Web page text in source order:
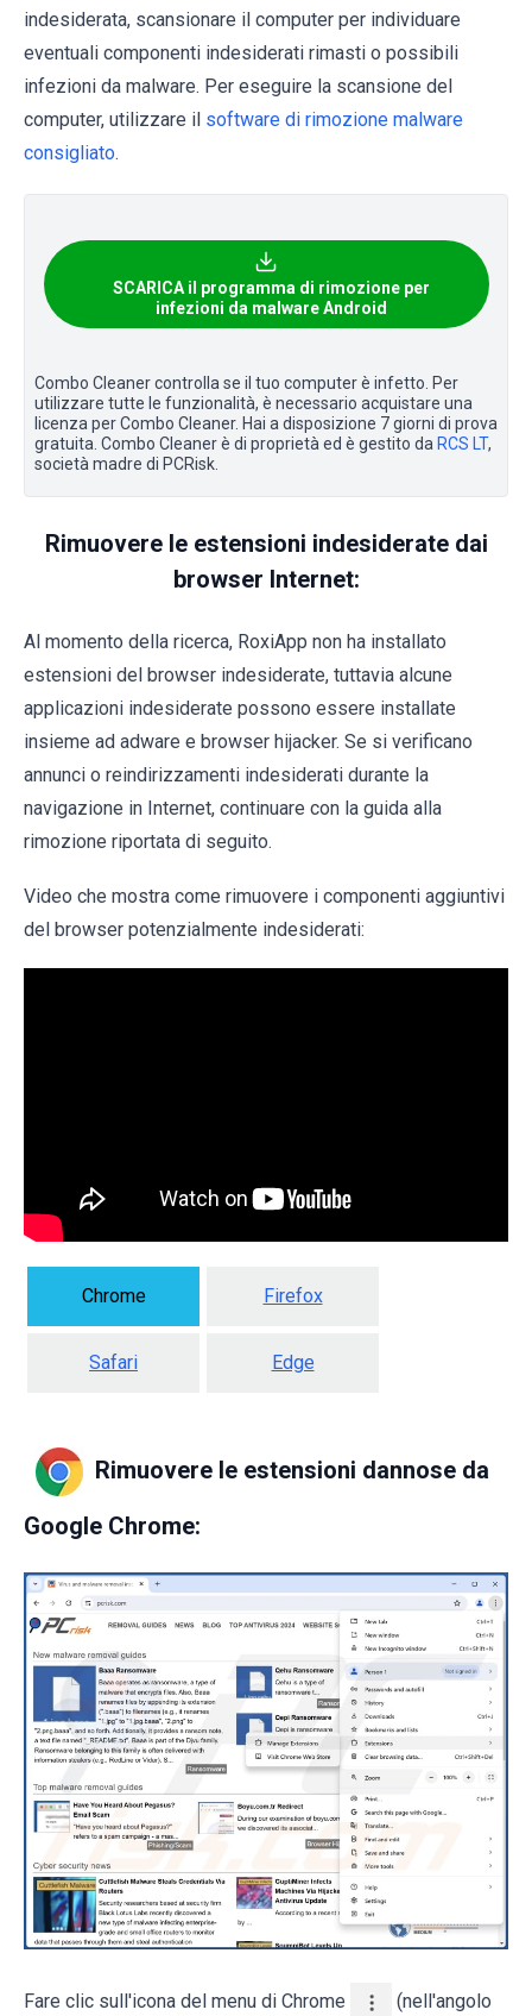
indesiderata, scansionare il computer per individuare
eventuali componenti indesiderati rimasti o possibili
infezioni da malware. Per eseguire la scansione del
computer, utilizzare il software di rimozione malware
consigliato.
SCARICA il programma di rimozione per
infezioni da malware Android
Combo Cleaner controlla se il tuo computer è infetto. Per
utilizzare tutte le funzionalità, è necessario acquistare una
licenza per Combo Cleaner. Hai a disposizione 7 giorni di prova
gratuita. Combo Cleaner è di proprietà ed è gestito da RCS LT,
società madre di PCRisk.
Rimuovere le estensioni indesiderate dai
browser Internet:
Al momento della ricerca, RoxiApp non ha installato
estensioni del browser indesiderate, tuttavia alcune
applicazioni indesiderate possono essere installate
insieme ad adware e browser hijacker. Se si verificano
annunci o reindirizzamenti indesiderati durante la
navigazione in Internet, continuare con la guida alla
rimozione riportata di seguito.
Video che mostra come rimuovere i componenti aggiuntivi
del browser potenzialmente indesiderati:
Chrome Firefox
Safari Edge
Rimuovere le estensioni dannose da
Google Chrome:
Fare clic sull'icona del menu di Chrome (nell'angolo